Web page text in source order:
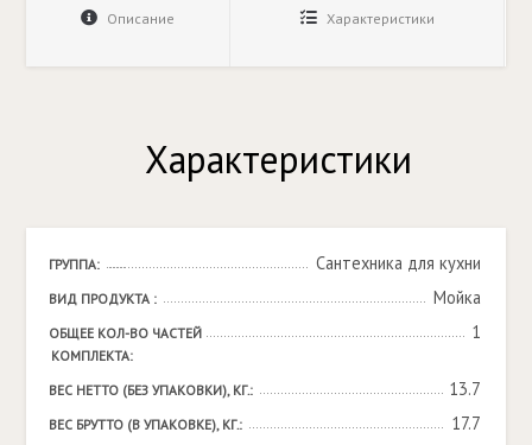
Описание Характеристики
Характеристики
ГРУППА: Сантехника для кухни
ВИД ПРОДУКТА : Мойка
ОБЩЕЕ КОЛ-ВО ЧАСТЕЙ
КОМПЛЕКТА:
1
ВЕС НЕТТО (БЕЗ УПАКОВКИ), КГ.: 13.7
ВЕС БРУТТО (В УПАКОВКЕ), КГ.: 17.7